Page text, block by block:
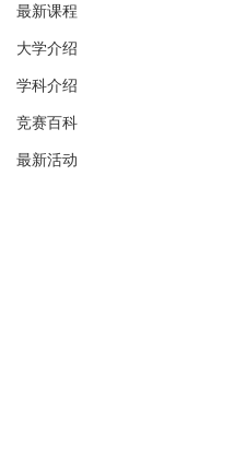
最新课程
大学介绍
学科介绍
竞赛百科
最新活动